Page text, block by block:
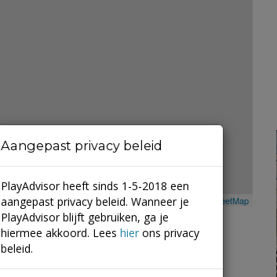
Leaflet | ©Mapbox © OpenStreetMap
Aangepast privacy beleid
PlayAdvisor heeft sinds 1-5-2018 een
aangepast privacy beleid. Wanneer je
PlayAdvisor blijft gebruiken, ga je
hiermee akkoord. Lees hier ons privacy
beleid.